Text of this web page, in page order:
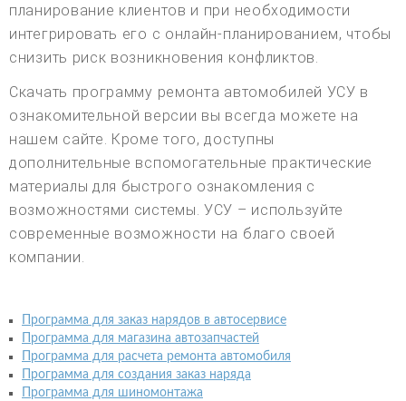
планирование клиентов и при необходимости
интегрировать его с онлайн-планированием, чтобы
снизить риск возникновения конфликтов.
Скачать программу ремонта автомобилей УСУ в
ознакомительной версии вы всегда можете на
нашем сайте. Кроме того, доступны
дополнительные вспомогательные практические
материалы для быстрого ознакомления с
возможностями системы. УСУ – используйте
современные возможности на благо своей
компании.
Программа для заказ нарядов в автосервисе
Программа для магазина автозапчастей
Программа для расчета ремонта автомобиля
Программа для создания заказ наряда
Программа для шиномонтажа